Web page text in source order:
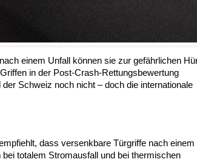
einem Unfall können sie zur gefährlichen
in der Post-Crash-Rettungsbewertung
Schweiz noch nicht – doch die internationale
dass versenkbare Türgriffe nach einem
totalem Stromausfall und bei thermischen